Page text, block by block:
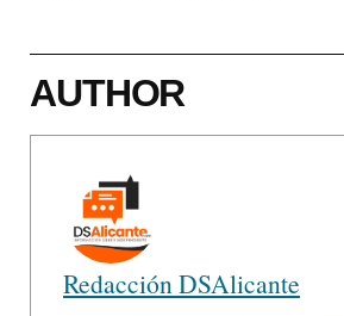
AUTHOR
Redacción DSAlicante